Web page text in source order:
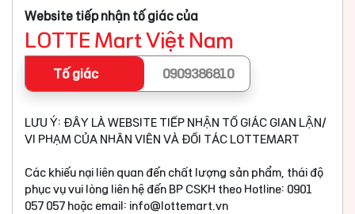
Website tiếp nhận tố giác của
LOTTE Mart Việt Nam
Tố giác 0909386810
LƯU Ý: ĐÂY LÀ WEBSITE TIẾP NHẬN TỐ GIÁC GIAN LẬN/
VI PHẠM CỦA NHÂN VIÊN VÀ ĐỐI TÁC LOTTEMART
Các khiếu nại liên quan đến chất lượng sản phẩm, thái độ
phục vụ vui lòng liên hệ đến BP CSKH theo Hotline: 0901
057 057 hoặc email: info@lottemart.vn